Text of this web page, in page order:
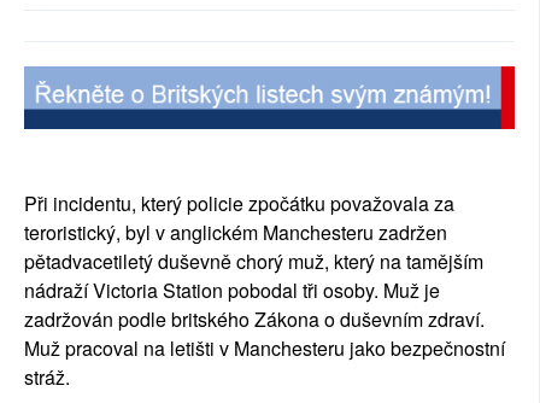
RUBRIKY
Při incidentu, který policie zpočátku považovala za
teroristický, byl v anglickém Manchesteru zadržen
pětadvacetiletý duševně chorý muž, který na tamějším
nádraží Victoria Station pobodal tři osoby. Muž je
zadržován podle britského Zákona o duševním zdraví.
Muž pracoval na letišti v Manchesteru jako bezpečnostní
stráž.